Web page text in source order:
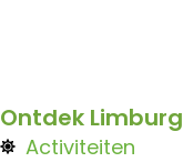
Ontdek Limburg
Activiteiten